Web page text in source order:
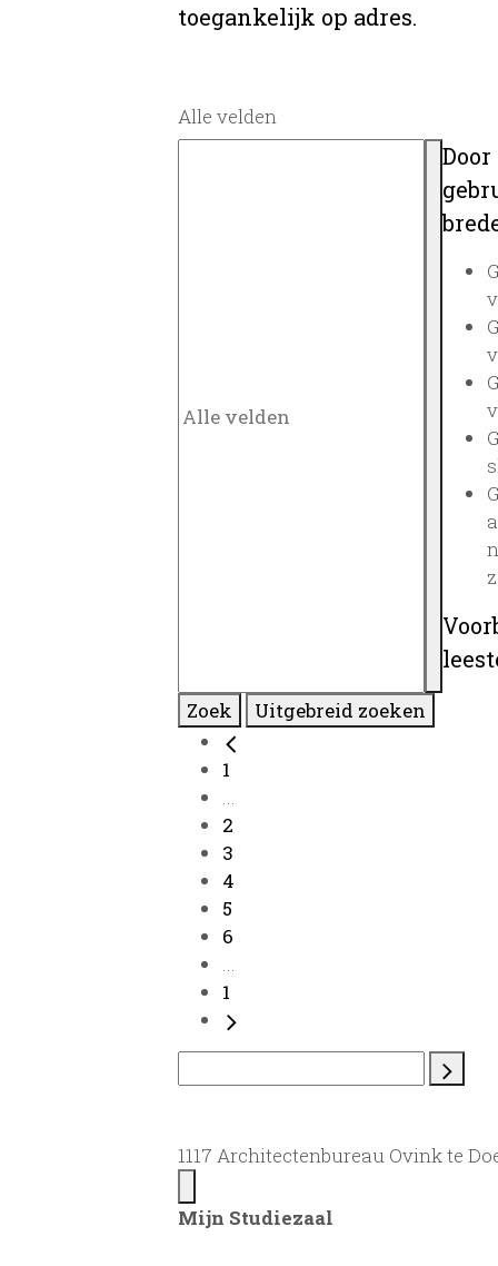
toegankelijk op adres.
Alle velden
Zoek Uitgebreid zoeken
1
...
2
3
4
5
6
...
1
1117 Architectenbureau Ovink te
Mijn Studiezaal